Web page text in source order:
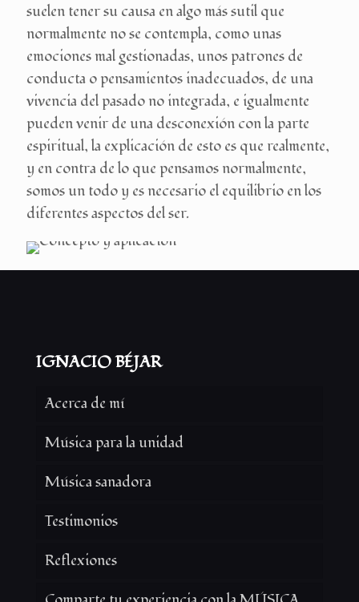
suelen tener su causa en algo más sutil que
normalmente no se contempla, como unas
emociones mal gestionadas, unos patrones de
conducta o pensamientos inadecuados, de una
vivencia del pasado no integrada, e igualmente
pueden venir de una desconexión con la parte
espiritual, la explicación de esto es que realmente,
y en contra de lo que pensamos normalmente,
somos un todo y es necesario el equilibrio en los
diferentes aspectos del ser.
IGNACIO BÉJAR
Acerca de mí
Música para la unidad
Música sanadora
Testimonios
Reflexiones